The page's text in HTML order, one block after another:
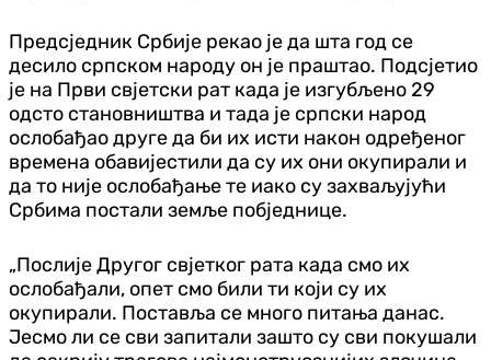
Предсједник Србије рекао је да шта год се
десило српском народу он је праштао. Подсјетио
је на Први свјетски рат када је изгубљено 29
одсто становништва и тада је српски народ
ослобађао друге да би их исти након одређеног
времена обавијестили да су их они окупирали и
да то није ослобађање те иако су захваљујући
Србима постали земље побједнице.
„Послије Другог свјетког рата када смо их
ослобађали, опет смо били ти који су их
окупирали. Поставља се много питања данас.
Јесмо ли се сви запитали зашто су сви покушали